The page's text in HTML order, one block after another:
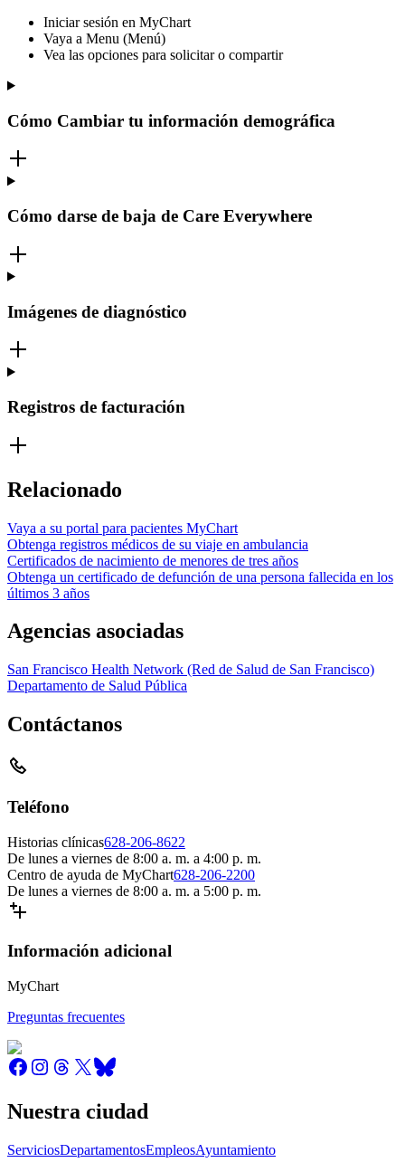
Iniciar sesión en MyChart
Vaya a Menu (Menú)
Vea las opciones para solicitar o compartir
Cómo Cambiar tu información demográfica
Cómo darse de baja de Care Everywhere
Imágenes de diagnóstico
Registros de facturación
Relacionado
Vaya a su portal para pacientes MyChart
Obtenga registros médicos de su viaje en ambulancia
Certificados de nacimiento de menores de tres años
Obtenga un certificado de defunción de una persona fallecida en los
últimos 3 años
Agencias asociadas
San Francisco Health Network (Red de Salud de San Francisco)
Departamento de Salud Pública
Contáctanos
Teléfono
Historias clínicas628-206-8622
De lunes a viernes de 8:00 a. m. a 4:00 p. m.
Centro de ayuda de MyChart628-206-2200
De lunes a viernes de 8:00 a. m. a 5:00 p. m.
Información adicional
MyChart
Preguntas frecuentes
Nuestra ciudad
ServiciosDepartamentosEmpleosAyuntamiento